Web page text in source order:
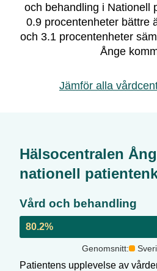
och behandling i Nationell
0.9procentenheter bättre
och 3.1 procentenheter
Ånge
Jämför alla
Hälsocentralen
nationell
Vård och behandling
80.2%
Genomsnitt:
Patientens upplevelse av